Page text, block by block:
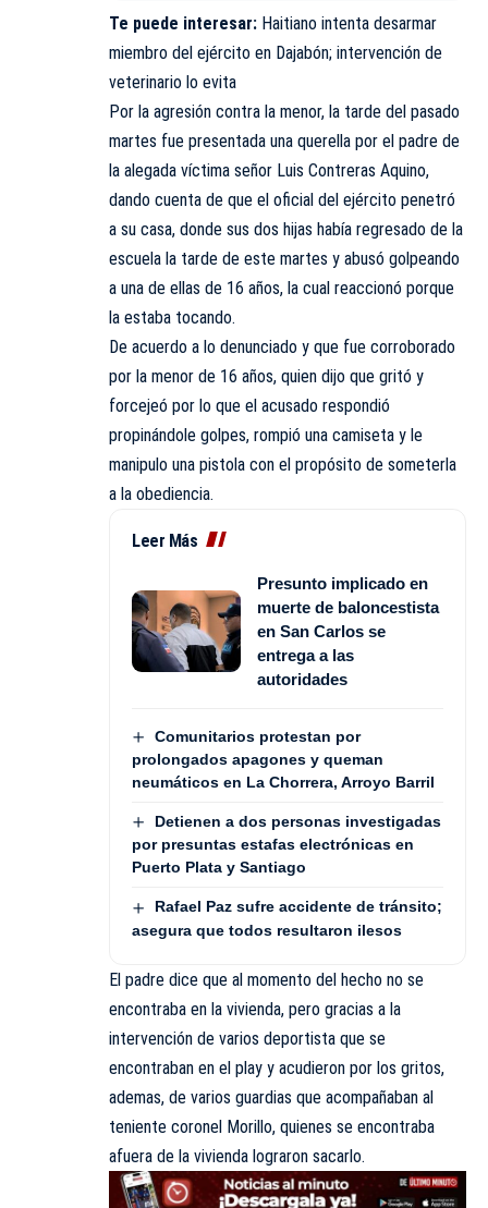
Te puede interesar: Haitiano intenta desarmar
miembro del ejército en Dajabón; intervención de
veterinario lo evita
Por la agresión contra la menor, la tarde del pasado
martes fue presentada una querella por el padre de
la alegada víctima señor Luis Contreras Aquino,
dando cuenta de que el oficial del ejército penetró
a su casa, donde sus dos hijas había regresado de la
escuela la tarde de este martes y abusó golpeando
a una de ellas de 16 años, la cual reaccionó porque
la estaba tocando.
De acuerdo a lo denunciado y que fue corroborado
por la menor de 16 años, quien dijo que gritó y
forcejeó por lo que el acusado respondió
propinándole golpes, rompió una camiseta y le
manipulo una pistola con el propósito de someterla
a la obediencia.
Leer Más
Presunto implicado en
muerte de baloncestista
en San Carlos se
entrega a las
autoridades
Comunitarios protestan por
prolongados apagones y queman
neumáticos en La Chorrera, Arroyo Barril
Detienen a dos personas investigadas
por presuntas estafas electrónicas en
Puerto Plata y Santiago
Rafael Paz sufre accidente de tránsito;
asegura que todos resultaron ilesos
El padre dice que al momento del hecho no se
encontraba en la vivienda, pero gracias a la
intervención de varios deportista que se
encontraban en el play y acudieron por los gritos,
ademas, de varios guardias que acompañaban al
teniente coronel Morillo, quienes se encontraba
afuera de la vivienda lograron sacarlo.